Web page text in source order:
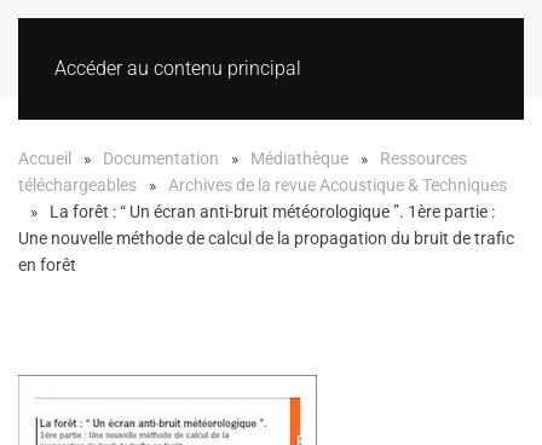
Accéder au contenu principal
Accueil Documentation Médiathèque
Ressources
téléchargeables
Archives de la revue Acoustique & Techniques
La forêt : “ Un écran anti-bruit météorologique ”. 1ère partie :
Une nouvelle méthode de calcul de la propagation du bruit de trafic
en forêt